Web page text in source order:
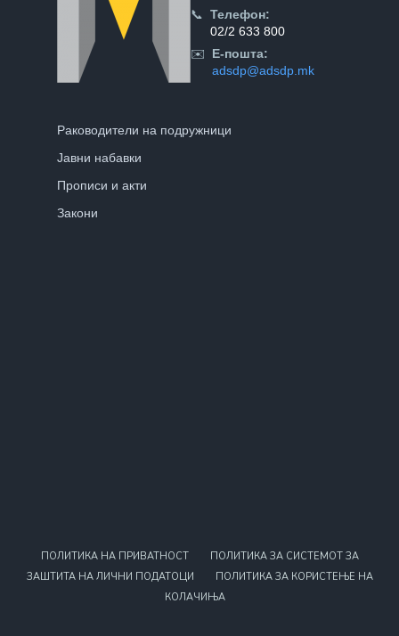
📞 Телефон:
02/2 633 800
✉️
Е-пошта:
adsdp@adsdp.mk
Раководители на подружници
Јавни набавки
Прописи и акти
Закони
ПОЛИТИКА НА ПРИВАТНОСТ
ПОЛИТИКА ЗА СИСТЕМОТ ЗА
ЗАШТИТА НА ЛИЧНИ ПОДАТОЦИ
ПОЛИТИКА ЗА КОРИСТЕЊЕ НА
КОЛАЧИЊА